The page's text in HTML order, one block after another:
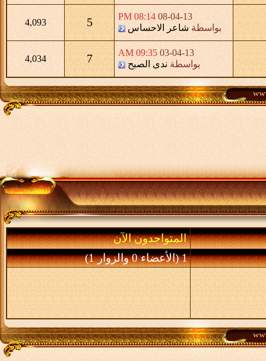
08-04-13
08:14 PM
بواسطة شاعر الاحساس 5
4,093
03-04-13
09:35 AM
بواسطة ندى الصبح 7
4,034
المتواجدون الآن
1 (الأعضاء 0 والزوار 1)